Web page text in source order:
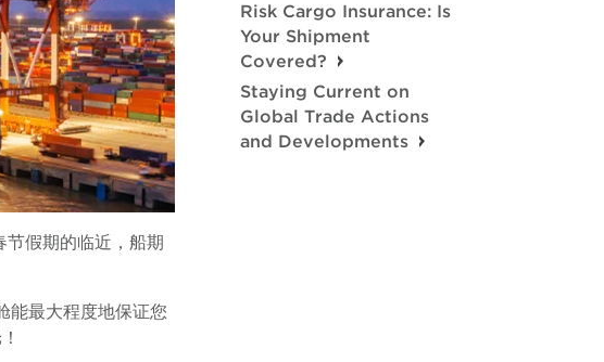
节假期的临近，船期
能最大程度地保证您
Risk Cargo Insurance: Is
Your Shipment
Covered?
Staying Current on
Global Trade Actions
and Developments